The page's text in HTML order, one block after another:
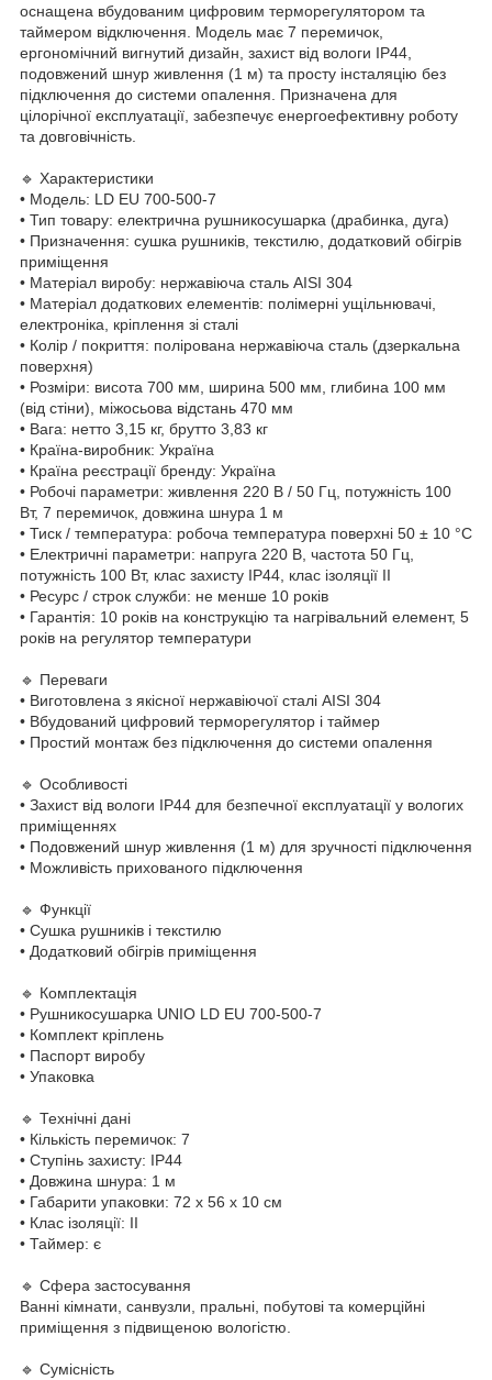
оснащена вбудованим цифровим терморегулятором та
таймером відключення. Модель має 7 перемичок,
ергономічний вигнутий дизайн, захист від вологи IP44,
подовжений шнур живлення (1 м) та просту інсталяцію без
підключення до системи опалення. Призначена для
цілорічної експлуатації, забезпечує енергоефективну роботу
та довговічність.
🔹 Характеристики
• Модель: LD EU 700-500-7
• Тип товару: електрична рушникосушарка (драбинка, дуга)
• Призначення: сушка рушників, текстилю, додатковий обігрів
приміщення
• Матеріал виробу: нержавіюча сталь AISI 304
• Матеріал додаткових елементів: полімерні ущільнювачі,
електроніка, кріплення зі сталі
• Колір / покриття: полірована нержавіюча сталь (дзеркальна
поверхня)
• Розміри: висота 700 мм, ширина 500 мм, глибина 100 мм
(від стіни), міжосьова відстань 470 мм
• Вага: нетто 3,15 кг, брутто 3,83 кг
• Країна-виробник: Україна
• Країна реєстрації бренду: Україна
• Робочі параметри: живлення 220 В / 50 Гц, потужність 100
Вт, 7 перемичок, довжина шнура 1 м
• Тиск / температура: робоча температура поверхні 50 ± 10 °С
• Електричні параметри: напруга 220 В, частота 50 Гц,
потужність 100 Вт, клас захисту IP44, клас ізоляції II
• Ресурс / строк служби: не менше 10 років
• Гарантія: 10 років на конструкцію та нагрівальний елемент, 5
років на регулятор температури
🔹 Переваги
• Виготовлена з якісної нержавіючої сталі AISI 304
• Вбудований цифровий терморегулятор і таймер
• Простий монтаж без підключення до системи опалення
🔹 Особливості
• Захист від вологи IP44 для безпечної експлуатації у вологих
приміщеннях
• Подовжений шнур живлення (1 м) для зручності підключення
• Можливість прихованого підключення
🔹 Функції
• Сушка рушників і текстилю
• Додатковий обігрів приміщення
🔹 Комплектація
• Рушникосушарка UNIO LD EU 700-500-7
• Комплект кріплень
• Паспорт виробу
• Упаковка
🔹 Технічні дані
• Кількість перемичок: 7
• Ступінь захисту: IP44
• Довжина шнура: 1 м
• Габарити упаковки: 72 х 56 х 10 см
• Клас ізоляції: II
• Таймер: є
🔹 Сфера застосування
Ванні кімнати, санвузли, пральні, побутові та комерційні
приміщення з підвищеною вологістю.
🔹 Сумісність